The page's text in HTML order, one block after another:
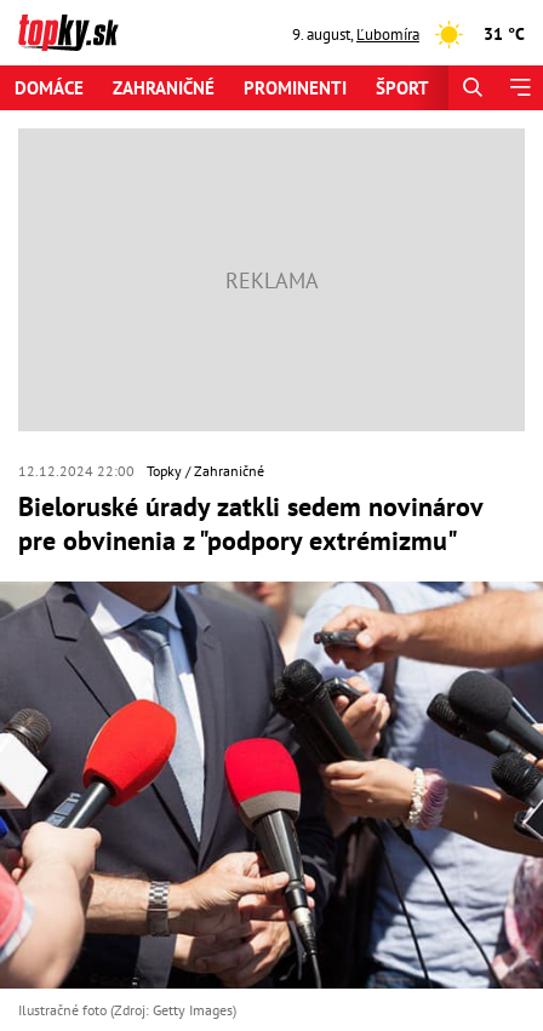
9. august,Ľubomíra 31 °C
DOMÁCE ZAHRANIČNÉ PROMINENTI ŠPORT
12.12.2024 22:00 Topky Zahraničné
Bieloruské úrady zatkli sedem novinárov
pre obvinenia z "podpory extrémizmu"
Ilustračné foto (Zdroj: Getty Images)